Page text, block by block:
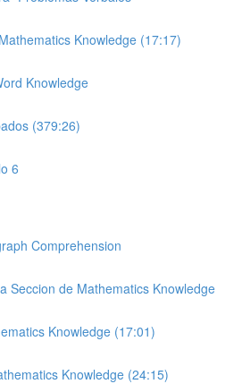
Knowledge (17:17)
Knowledge
(379:26)
6
Comprehension
Seccion de Mathematics Knowledge
Knowledge (17:01)
Knowledge (24:15)